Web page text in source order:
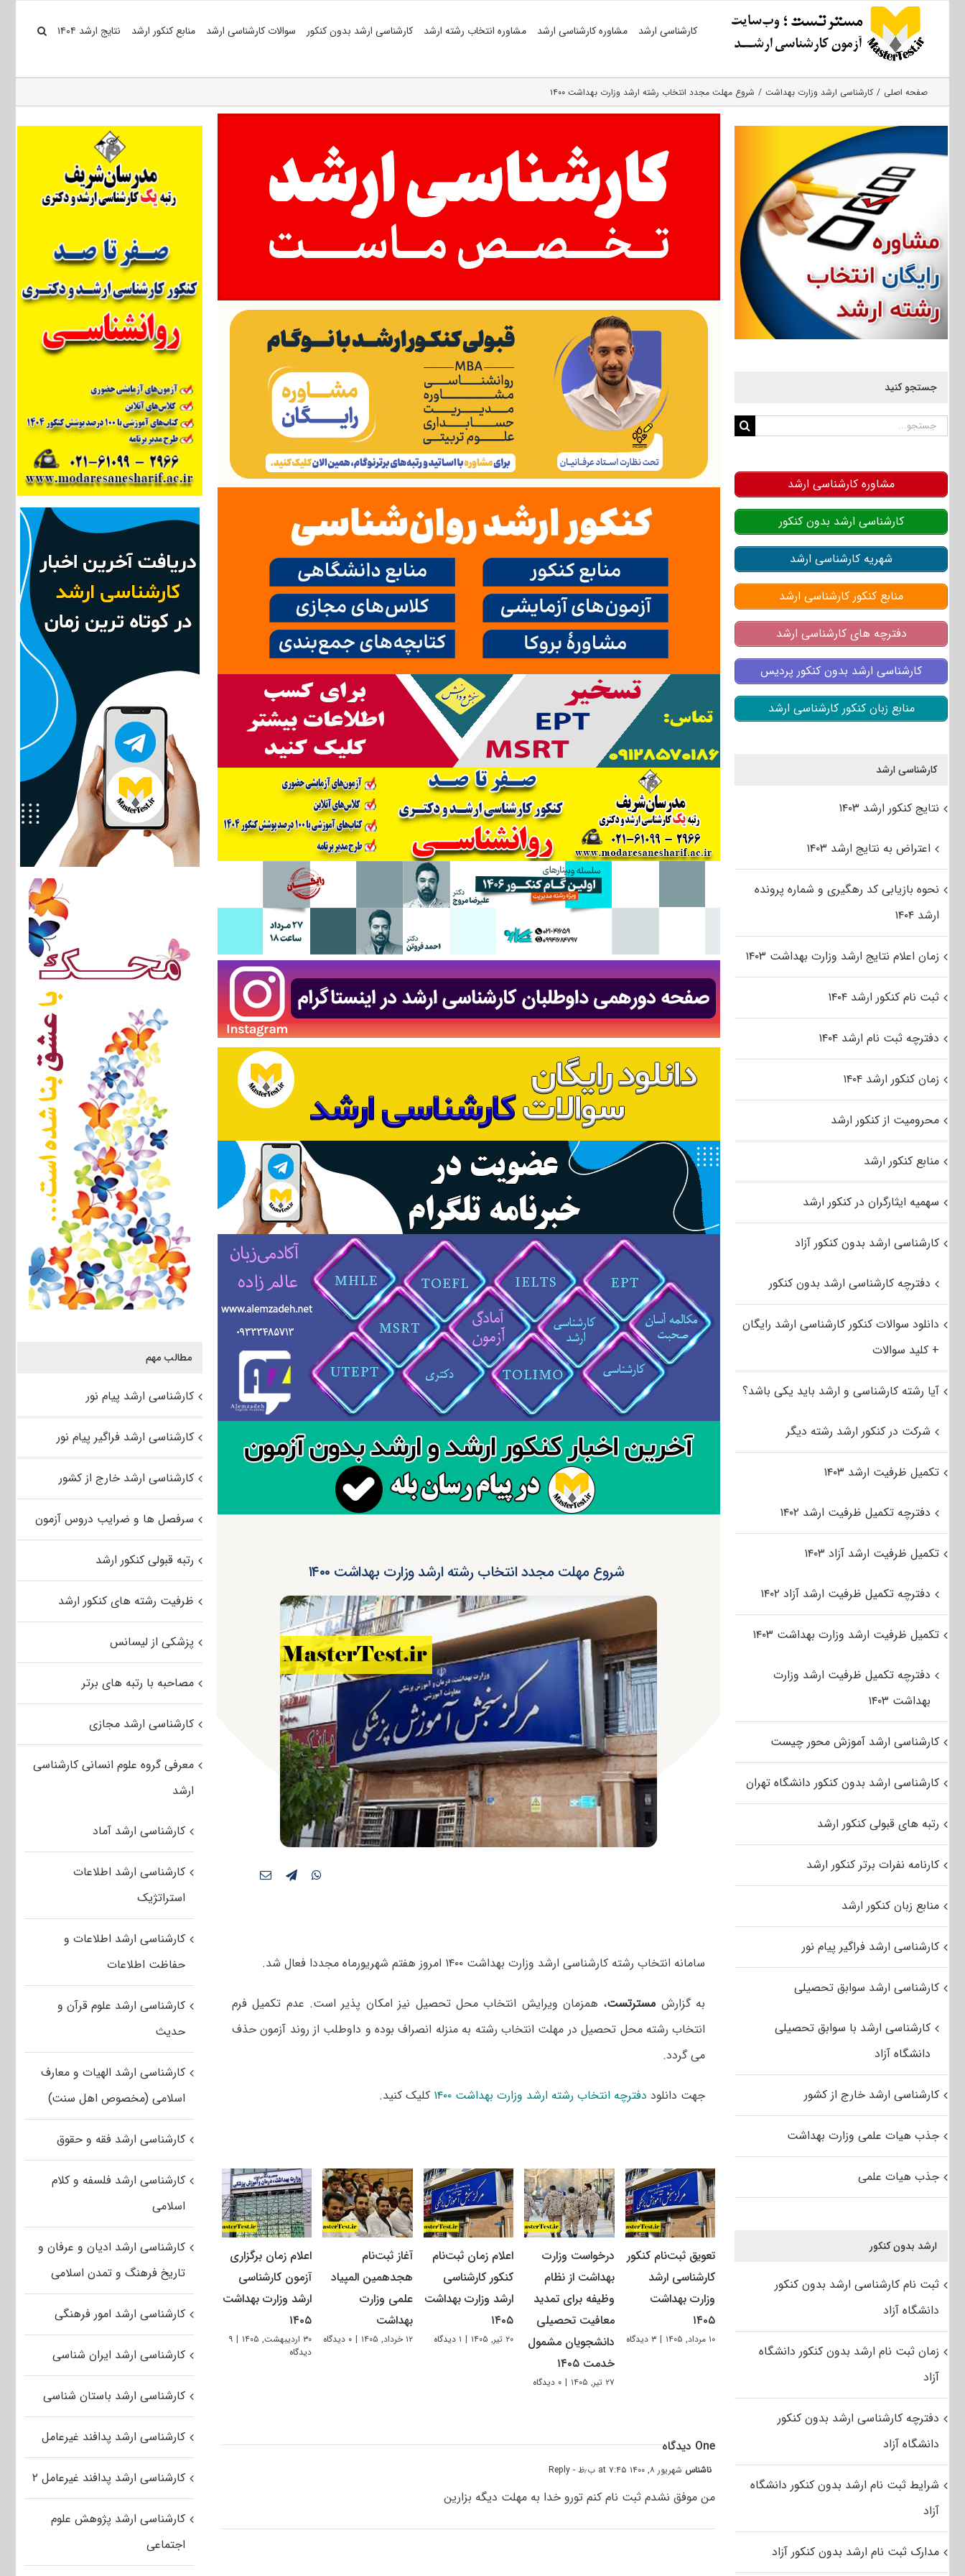
کارشناسی ارشد مشاوره کارشناسی ارشد مشاوره انتخاب رشته ارشد کارشناسی ارشد بدون کنکور سوالات کارشناسی ارشد منابع کنکور ارشد نتایج ارشد ۱۴۰۴
صفحه اصلی کارشناسی ارشد وزارت بهداشت شروع مهلت مجدد انتخاب رشته ارشد وزارت بهداشت ۱۴۰۰
شروع مهلت مجدد انتخاب رشته ارشد وزارت بهداشت ۱۴۰۰
سامانه انتخاب رشته کارشناسی ارشد وزارت بهداشت ۱۴۰۰ امروز هفتم شهریورماه مجددا فعال شد.
به گزارش مسترتست، همزمان ویرایش انتخاب محل تحصیل نیز امکان پذیر است. عدم تکمیل فرم
انتخاب رشته محل تحصیل در مهلت انتخاب رشته به منزله انصراف بوده و داوطلب از روند آزمون حذف
می گردد.
جهت دانلود دفترچه انتخاب رشته ارشد وزارت بهداشت ۱۴۰۰ کلیک کنید.
تعویق ثبت‌نام کنکور
کارشناسی ارشد
وزارت بهداشت
۱۴۰۵
۱۰ مرداد, ۱۴۰۵ | ۳ دیدگاه
درخواست وزارت
بهداشت از نظام
وظیفه برای تمدید
معافیت تحصیلی
دانشجویان مشمول
خدمت ۱۴۰۵
۲۷ تیر, ۱۴۰۵ | ۰ دیدگاه
اعلام زمان ثبت‌نام
کنکور کارشناسی
ارشد وزارت بهداشت
۱۴۰۵
۲۰ تیر, ۱۴۰۵ | ۱ دیدگاه
آغاز ثبت‌نام
هجدهمین المپیاد
علمی وزارت
بهداشت
۱۲ خرداد, ۱۴۰۵ | ۰ دیدگاه
اعلام زمان برگزاری
آزمون کارشناسی
ارشد وزارت بهداشت
۱۴۰۵
۳۰ اردیبهشت, ۱۴۰۵ | ۹
دیدگاه
One دیدگاه
ناشناس شهریور ۸, ۱۴۰۰ at ۷:۴۵ ب٫ظ - Reply
من موفق نشدم ثبت نام کنم تورو خدا به مهلت دیگه بزارین
مطالب مهم
کارشناسی ارشد پیام نور
کارشناسی ارشد فراگیر پیام نور
کارشناسی ارشد خارج از کشور
سرفصل ها و ضرایب دروس آزمون
رتبه قبولی کنکور ارشد
ظرفیت رشته های کنکور ارشد
پزشکی از لیسانس
مصاحبه با رتبه های برتر
کارشناسی ارشد مجازی
معرفی گروه علوم انسانی کارشناسی
ارشد
کارشناسی ارشد آماد
کارشناسی ارشد اطلاعات
استراتژیک
کارشناسی ارشد اطلاعات و
حفاظت اطلاعات
کارشناسی ارشد علوم قرآن و
حدیث
کارشناسی ارشد الهیات و معارف
اسلامی (مخصوص اهل سنت)
کارشناسی ارشد فقه و حقوق
کارشناسی ارشد فلسفه و کلام
اسلامی
کارشناسی ارشد ادیان و عرفان و
تاریخ فرهنگ و تمدن اسلامی
کارشناسی ارشد امور فرهنگی
کارشناسی ارشد ایران شناسی
کارشناسی ارشد باستان شناسی
کارشناسی ارشد پدافند غیرعامل
کارشناسی ارشد پدافند غیرعامل ۲
کارشناسی ارشد پژوهش علوم
اجتماعی
جستجو کنید
جستجو
مشاوره کارشناسی ارشد
کارشناسی ارشد بدون کنکور
شهریه کارشناسی ارشد
منابع کنکور کارشناسی ارشد
دفترچه های کارشناسی ارشد
کارشناسی ارشد بدون کنکور پردیس
منابع زبان کنکور کارشناسی ارشد
کارشناسی ارشد
نتایج کنکور ارشد ۱۴۰۳
اعتراض به نتایج ارشد ۱۴۰۳
نحوه بازیابی کد رهگیری و شماره پرونده
ارشد ۱۴۰۴
زمان اعلام نتایج ارشد وزارت بهداشت ۱۴۰۳
ثبت نام کنکور ارشد ۱۴۰۴
دفترچه ثبت نام ارشد ۱۴۰۴
زمان کنکور ارشد ۱۴۰۴
محرومیت از کنکور ارشد
منابع کنکور ارشد
سهمیه ایثارگران در کنکور ارشد
کارشناسی ارشد بدون کنکور آزاد
دفترچه کارشناسی ارشد بدون کنکور
دانلود سوالات کنکور کارشناسی ارشد رایگان
+ کلید سوالات
آیا رشته کارشناسی و ارشد باید یکی باشد؟
شرکت در کنکور ارشد رشته دیگر
تکمیل ظرفیت ارشد ۱۴۰۳
دفترچه تکمیل ظرفیت ارشد ۱۴۰۲
تکمیل ظرفیت ارشد آزاد ۱۴۰۳
دفترچه تکمیل ظرفیت ارشد آزاد ۱۴۰۲
تکمیل ظرفیت ارشد وزارت بهداشت ۱۴۰۳
دفترچه تکمیل ظرفیت ارشد وزارت
بهداشت ۱۴۰۳
کارشناسی ارشد آموزش محور چیست
کارشناسی ارشد بدون کنکور دانشگاه تهران
رتبه های قبولی کنکور ارشد
کارنامه نفرات برتر کنکور ارشد
منابع زبان کنکور ارشد
کارشناسی ارشد فراگیر پیام نور
کارشناسی ارشد سوابق تحصیلی
کارشناسی ارشد با سوابق تحصیلی
دانشگاه آزاد
کارشناسی ارشد خارج از کشور
جذب هیات علمی وزارت بهداشت
جذب هیات علمی
ارشد بدون کنکور
ثبت نام کارشناسی ارشد بدون کنکور
دانشگاه آزاد
زمان ثبت نام ارشد بدون کنکور دانشگاه
آزاد
دفترچه کارشناسی ارشد بدون کنکور
دانشگاه آزاد
شرایط ثبت نام ارشد بدون کنکور دانشگاه
آزاد
مدارک ثبت نام ارشد بدون کنکور آزاد